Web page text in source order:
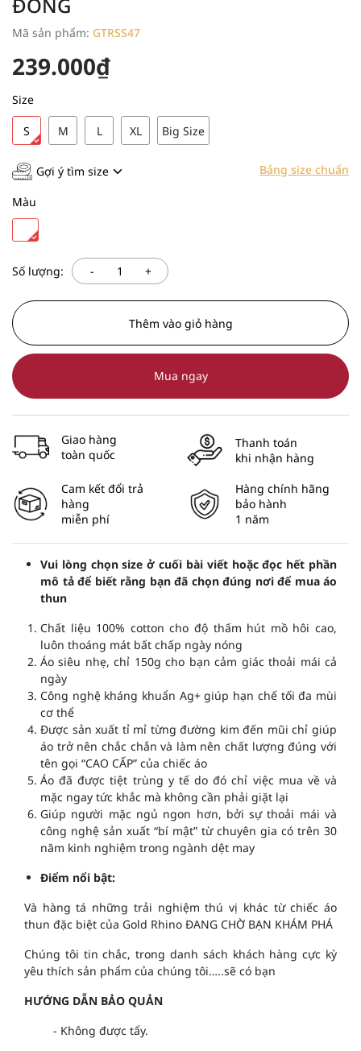
Mã sản phẩm: GTRSS47
239.000₫
Size
S M L XL Big Size
Gợi ý tìm size Bảng size chuẩn
Màu
Số lượng: - +
Thêm vào giỏ hàng
Mua ngay
Giao hàng
toàn quốc
Thanh toán
khi nhận hàng
Cam kết đổi trả
hàng
miễn phí
Hàng chính hãng
bảo hành
1 năm
Vui lòng chọn size ở cuối bài viết hoặc đọc hết phần
mô tả để biết rằng bạn đã chọn đúng nơi để mua áo
thun
Chất liệu 100% cotton cho độ thấm hút mồ hôi cao,
luôn thoáng mát bất chấp ngày nóng
Áo siêu nhẹ, chỉ 150g cho bạn cảm giác thoải mái cả
ngày
Công nghệ kháng khuẩn Ag+ giúp hạn chế tối đa mùi
cơ thể
Được sản xuất tỉ mỉ từng đường kim đến mũi chỉ giúp
áo trở nên chắc chắn và làm nên chất lượng đúng với
tên gọi “CAO CẤP” của chiếc áo
Áo đã được tiệt trùng y tế do đó chỉ việc mua về và
mặc ngay tức khắc mà không cần phải giặt lại
Giúp người mặc ngủ ngon hơn, bởi sự thoải mái và
công nghệ sản xuất “bí mật” từ chuyên gia có trên 30
năm kinh nghiệm trong ngành dệt may
Điểm nổi bật:
Và hàng tá những trải nghiệm thú vị khác từ chiếc áo
thun đặc biệt của Gold Rhino ĐANG CHỜ BẠN KHÁM PHÁ
Chúng tôi tin chắc, trong danh sách khách hàng cực kỳ
yêu thích sản phẩm của chúng tôi…..sẽ có bạn
HƯỚNG DẪN BẢO QUẢN
- Không được tẩy.